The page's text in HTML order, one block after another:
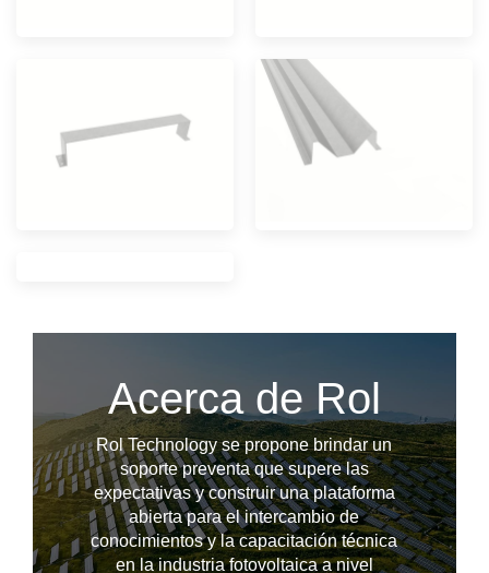
Acerca de Rol
Rol Technology se propone brindar un
soporte preventa que supere las
expectativas y construir una plataforma
abierta para el intercambio de
conocimientos y la capacitación técnica
en la industria fotovoltaica a nivel
--------------占位---------------